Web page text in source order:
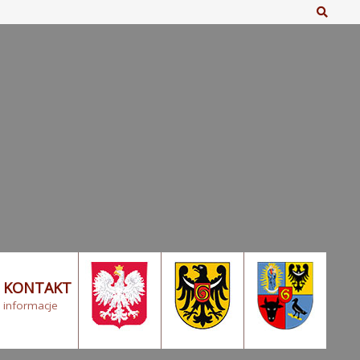
Szukaj
KONTAKT
informacje